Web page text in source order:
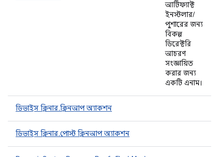
আর্টিফ্যাক্ট
ইনস্টলার/
পুশারের জন্য
বিকল্প
ডিরেক্টরি
আচরণ
সংজ্ঞায়িত
করার জন্য
একটি এনাম।
ডিভাইস ক্লিনার.ক্লিনআপ অ্যাকশন
ডিভাইস ক্লিনার.পোস্ট ক্লিনআপ অ্যাকশন